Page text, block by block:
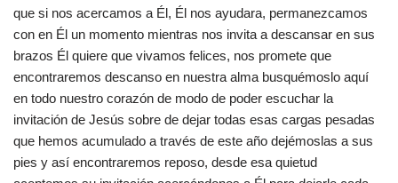
que si nos acercamos a Él, Él nos ayudara, permanezcamos
con en Él un momento mientras nos invita a descansar en sus
brazos Él quiere que vivamos felices, nos promete que
encontraremos descanso en nuestra alma busquémoslo aquí
en todo nuestro corazón de modo de poder escuchar la
invitación de Jesús sobre de dejar todas esas cargas pesadas
que hemos acumulado a través de este año dejémoslas a sus
pies y así encontraremos reposo, desde esa quietud